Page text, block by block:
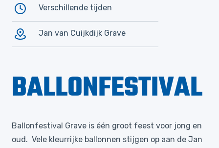
Verschillende tijden
Jan van Cuijkdijk Grave
BALLONFESTIVAL
Ballonfestival Grave is één groot feest voor jong en
oud. Vele kleurrijke ballonnen stijgen op aan de Jan